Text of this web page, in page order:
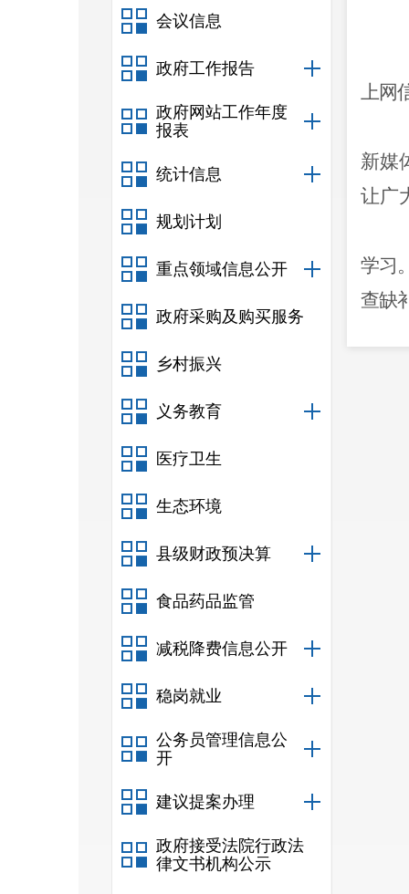
会议信息
政府工作报告
政府网站工作年度
报表
统计信息
规划计划
重点领域信息公开
政府采购及购买服务
乡村振兴
义务教育
医疗卫生
生态环境
县级财政预决算
食品药品监管
减税降费信息公开
稳岗就业
公务员管理信息公
开
建议提案办理
政府接受法院行政法
律文书机构公示
上网
新媒
让广
学习
查缺